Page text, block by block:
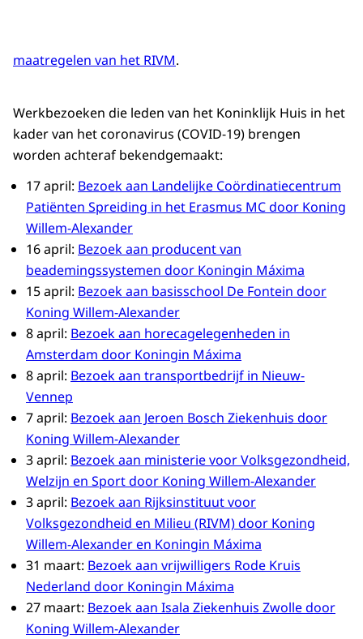
maatregelen van het RIVM.
Werkbezoeken die leden van het Koninklijk Huis in het
kader van het coronavirus (COVID-19) brengen
worden achteraf bekendgemaakt:
17 april: Bezoek aan Landelijke Coördinatiecentrum
Patiënten Spreiding in het Erasmus MC door Koning
Willem-Alexander
16 april: Bezoek aan producent van
beademingssystemen door Koningin Máxima
15 april: Bezoek aan basisschool De Fontein door
Koning Willem-Alexander
8 april: Bezoek aan horecagelegenheden in
Amsterdam door Koningin Máxima
8 april: Bezoek aan transportbedrijf in Nieuw-
Vennep
7 april: Bezoek aan Jeroen Bosch Ziekenhuis door
Koning Willem-Alexander
3 april: Bezoek aan ministerie voor Volksgezondheid,
Welzijn en Sport door Koning Willem-Alexander
3 april: Bezoek aan Rijksinstituut voor
Volksgezondheid en Milieu (RIVM) door Koning
Willem-Alexander en Koningin Máxima
31 maart: Bezoek aan vrijwilligers Rode Kruis
Nederland door Koningin Máxima
27 maart: Bezoek aan Isala Ziekenhuis Zwolle door
Koning Willem-Alexander